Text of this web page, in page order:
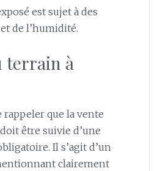
est sujet à des
de l’humidité.
terrain à
que la vente
être suivie d’une
Il s’agit d’un
clairement